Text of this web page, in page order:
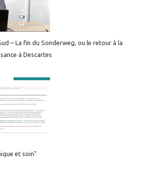
– La fin du Sonderweg, ou le retour à la
à Descartes
et soin"